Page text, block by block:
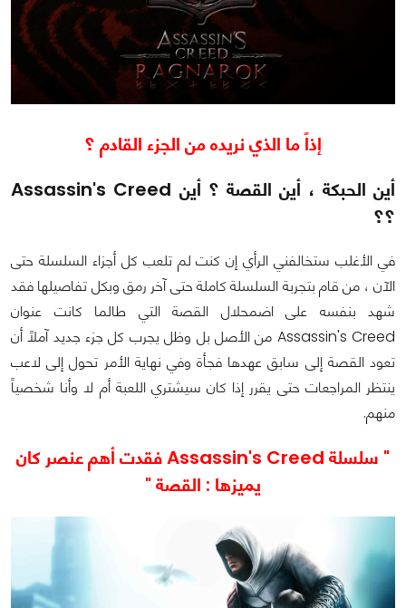
إذاً ما الذي نريده من الجزء القادم ؟
أين الحبكة ، أين القصة ؟ أين Assassin's Creed
؟؟
في الأغلب ستخالفني الرأي إن كنت لم تلعب كل أجزاء السلسلة حتى
الآن ، من قام بتجربة السلسلة كاملة حتى آخر رمق وبكل تفاصيلها فقد
شهد بنفسه على اضمحلال القصة التي طالما كانت عنوان
Assassin's Creed من الأصل بل وظل يجرب كل جزء جديد آملاً أن
تعود القصة إلى سابق عهدها فجأة وفي نهاية الأمر تحول إلى لاعب
ينتظر المراجعات حتى يقرر إذا كان سيشتري اللعبة أم لا وأنا شخصياً
منهم.
" سلسلة Assassin's Creed فقدت أهم عنصر كان
يميزها : القصة "